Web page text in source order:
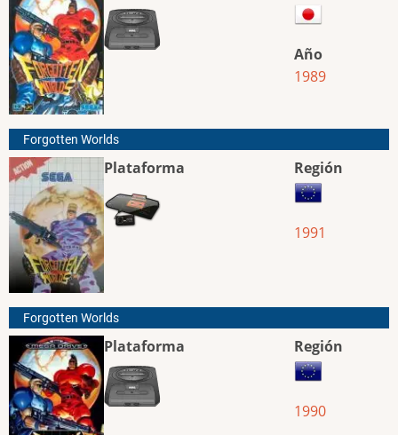
Año
1989
Forgotten Worlds
Plataforma Región
1991
Forgotten Worlds
Plataforma Región
1990